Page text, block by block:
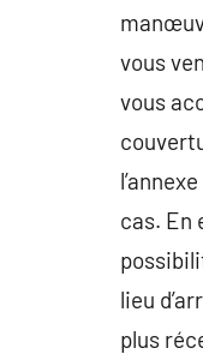
vous
vous
cas. En
lieu
plus